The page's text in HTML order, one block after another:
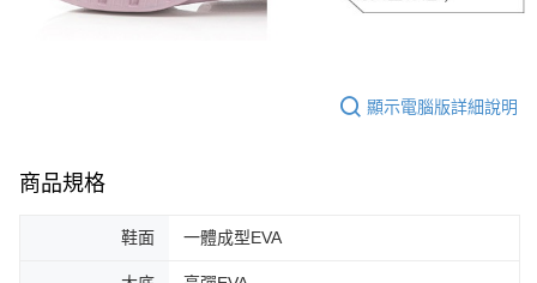
顯示電腦版詳細說明
商品規格
鞋面 一體成型EVA